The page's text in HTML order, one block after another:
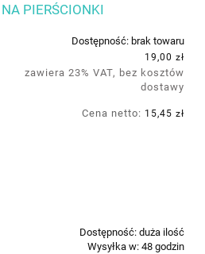
PIERŚCIONKI
Dostępność: brak towaru
19,00 zł
zawiera 23% VAT, bez kosztów
dostawy
Cena netto: 15,45 zł
Dostępność: duża ilość
Wysyłka w: 48 godzin